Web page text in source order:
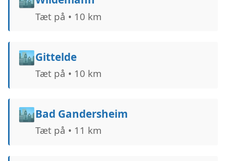
Tæt på • 10 km
🏙️Gittelde
Tæt på • 10 km
🏙️Bad Gandersheim
Tæt på • 11 km